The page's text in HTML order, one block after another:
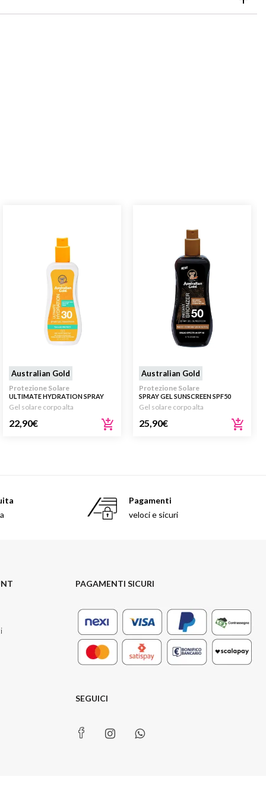
Australian Gold
Protezione Solare
ULTIMATE HYDRATION SPRAY
GEL SUNSCREEN SPF30 237ML
Gel solare corpo alta
22,90€
Australian Gold
Protezione Solare
SPRAY GEL SUNSCREEN SPF50
WITH INSTANT BRONZER 237ML
Gel solare corpo alta
25,90€
Pagamenti
veloci e sicuri
PAGAMENTI SICURI
SEGUICI